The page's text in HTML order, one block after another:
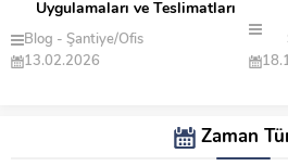
Uygulamaları ve Teslimatları
Blog
Şantiye/Ofis
13.02.2026
Zaman